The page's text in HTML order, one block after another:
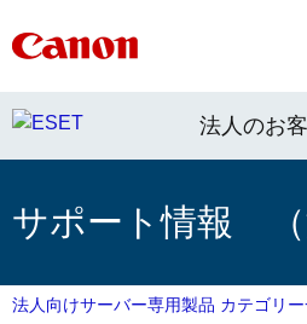
法人のお
サポート情報 （
法人向けサーバー専用製品 カテゴリ